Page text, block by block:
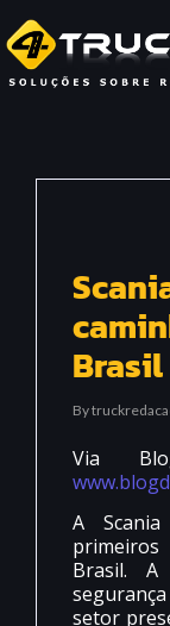
Brasil
By
Via
A
Brasil. A
setor